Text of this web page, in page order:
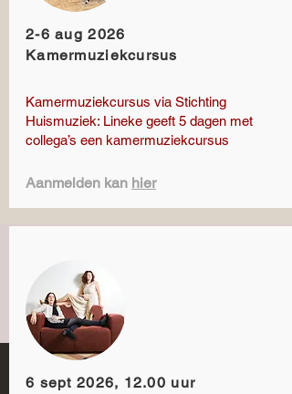
2-6 aug 2026
Kamermuziekcursus
Kamermuziekcursus via Stichting
Huismuziek: Lineke geeft 5 dagen met
collega’s een kamermuziekcursus
Aanmelden kan hier
6 sept 2026, 12.00 uur